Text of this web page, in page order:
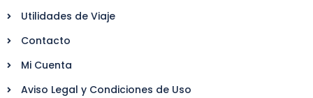
Utilidades de Viaje
Contacto
Mi Cuenta
Aviso Legal y Condiciones de Uso